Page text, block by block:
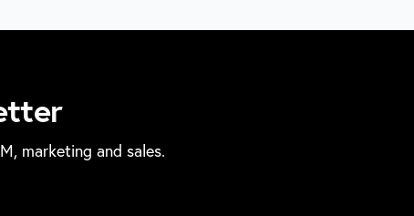
marketing and sales.